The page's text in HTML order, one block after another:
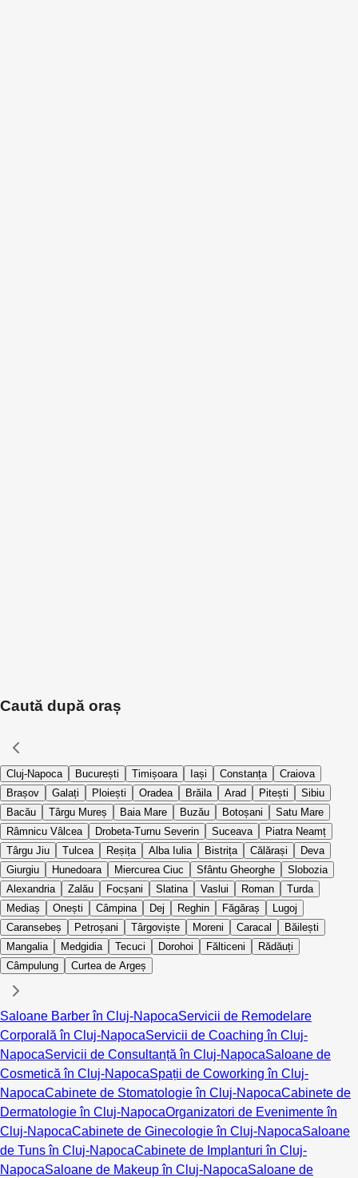
Caută după oraș
Cluj-Napoca București Timișoara Iași Constanța
Craiova
Brașov
Galați Ploiești Oradea Brăila Arad Pitești
Sibiu
Bacău
Târgu Mureș Baia Mare Buzău Botoșani
Satu Mare
Râmnicu Vâlcea
Drobeta-Turnu Severin Suceava
Piatra Neamț
Târgu Jiu
Tulcea Reșița Alba Iulia Bistrița Călărași
Deva
Giurgiu
Hunedoara Miercurea Ciuc Sfântu Gheorghe
Slobozia
Alexandria
Zalău Focșani Slatina Vaslui Roman
Turda
Mediaș
Onești Câmpina Dej Reghin Făgăraș
Lugoj
Caransebeș
Petroșani Târgoviște Moreni Caracal
Băilești
Mangalia
Medgidia Tecuci Dorohoi Fălticeni
Rădăuți
Câmpulung
Curtea de Argeș
Saloane Barber în Cluj-NapocaServicii de Remodelare
Corporală în Cluj-NapocaServicii de Coaching în Cluj-
NapocaServicii de Consultanță în Cluj-NapocaSaloane de
Cosmetică în Cluj-NapocaSpații de Coworking în Cluj-
NapocaCabinete de Stomatologie în Cluj-NapocaCabinete de
Dermatologie în Cluj-NapocaOrganizatori de Evenimente în
Cluj-NapocaCabinete de Ginecologie în Cluj-NapocaSaloane
de Tuns în Cluj-NapocaCabinete de Implanturi în Cluj-
NapocaSaloane de Makeup în Cluj-NapocaSaloane de